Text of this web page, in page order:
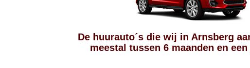
De huurauto´s die wij in Arnsberg
meestal tussen 6 maanden en